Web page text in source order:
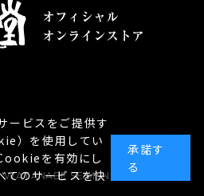
SEIMEN co., LTD
ービスをご提供す
）を使用してい
を有効にし
てのサービスを快
承諾す
る